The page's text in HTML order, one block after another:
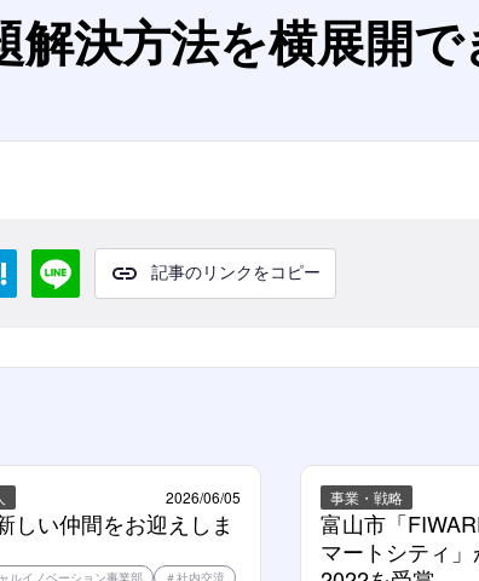
解決方法を横展開
記事のリンクをコピー
2026/06/05
しい仲間をお迎えしま
ルイノベーション事業部 ＃社内交流
事業・戦略
富山市「
マートシティ